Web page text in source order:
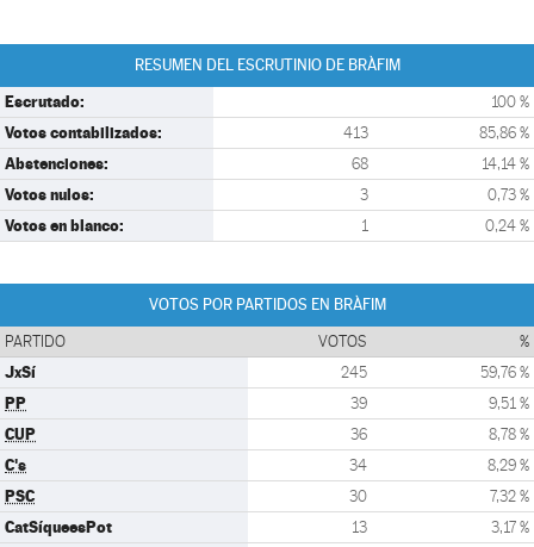
RESUMEN DEL ESCRUTINIO DE BRÀFIM
Escrutado: 100 %
Votos contabilizados: 413 85,86 %
Abstenciones: 68 14,14 %
Votos nulos: 3 0,73 %
Votos en blanco: 1 0,24 %
VOTOS POR PARTIDOS EN BRÀFIM
PARTIDO VOTOS %
JxSí 245 59,76 %
PP 39 9,51 %
CUP 36 8,78 %
C's 34 8,29 %
PSC 30 7,32 %
CatSíqueesPot 13 3,17 %